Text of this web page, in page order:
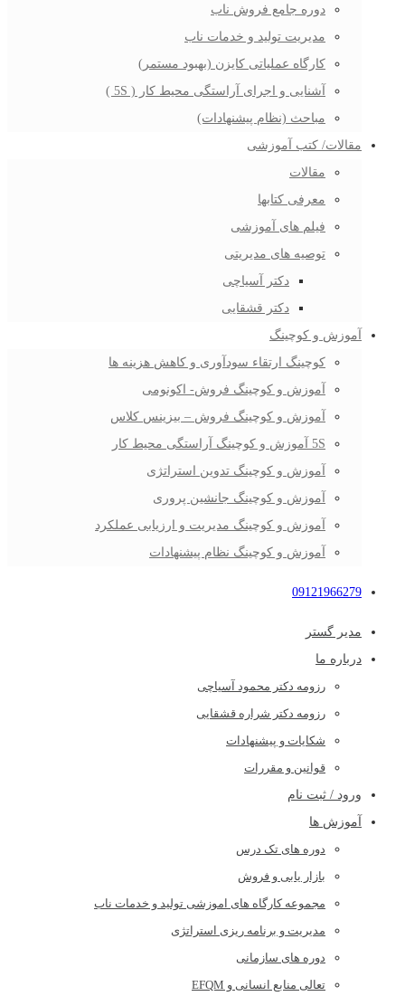
دوره جامع فروش ناب
مدیریت تولید و خدمات ناب
کارگاه عملیاتی کایزن (بهبود مستمر)
آشنایی و اجرای آراستگی محیط کار ( 5S )
مباحث (نظام پیشنهادات)
مقالات/ کتب آموزشی
مقالات
معرفی کتابها
فیلم های آموزشی
توصیه های مدیریتی
دکتر آسیاچی
دکتر قشقایی
آموزش و کوچینگ
کوچینگ ارتقاء سودآوری و کاهش هزینه ها
آموزش و کوچینگ فروش- اکونومی
آموزش و کوچینگ فروش – بیزینس کلاس
5S آموزش و کوچینگ آراستگی محیط کار
آموزش و کوچینگ تدوین استراتژی
آموزش و کوچینگ جانشین پروری
آموزش و کوچینگ مدیریت و ارزیابی عملکرد
آموزش و کوچینگ نظام پیشنهادات
09121966279
مدیر گستر
درباره ما
رزومه دکتر محمود آسیاچی
رزومه دکتر شراره قشقایی
شکایات و پیشنهادات
قوانین و مقررات
ورود / ثبت نام
آموزش ها
دوره های تک درس
بازار یابی و فروش
مجموعه کارگاه های اموزشی تولید و خدمات ناب
مدیریت و برنامه ریزی استراتژی
دوره های سازمانی
تعالی منابع انسانی و EFQM